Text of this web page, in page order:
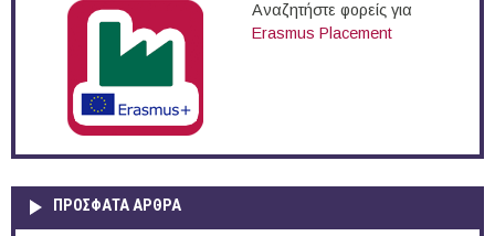
Αναζητήστε φορείς για
Erasmus Placement
ΠΡOΣΦΑΤΑ AΡΘΡΑ